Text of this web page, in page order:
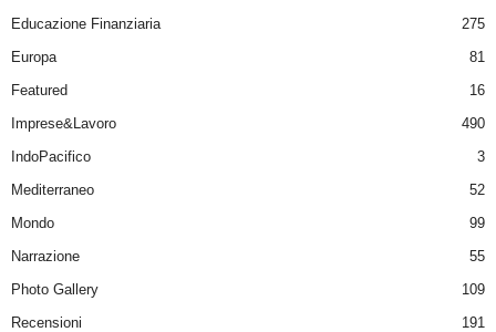
Educazione Finanziaria
275
Europa
81
Featured
16
Imprese&Lavoro
490
IndoPacifico
3
Mediterraneo
52
Mondo
99
Narrazione
55
Photo Gallery
109
Recensioni
191